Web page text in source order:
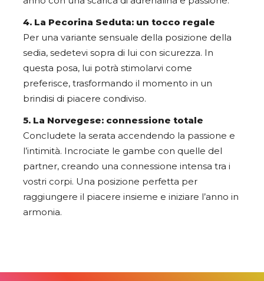
4. La Pecorina Seduta: un tocco regale
Per una variante sensuale della posizione della
sedia, sedetevi sopra di lui con sicurezza. In
questa posa, lui potrà stimolarvi come
preferisce, trasformando il momento in un
brindisi di piacere condiviso.
5. La Norvegese: connessione totale
Concludete la serata accendendo la passione e
l’intimità. Incrociate le gambe con quelle del
partner, creando una connessione intensa tra i
vostri corpi. Una posizione perfetta per
raggiungere il piacere insieme e iniziare l’anno in
armonia.